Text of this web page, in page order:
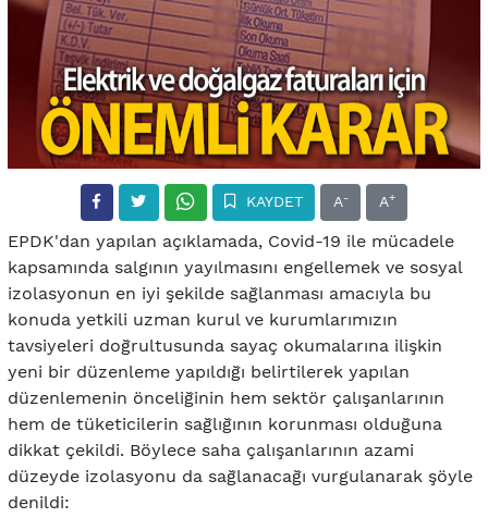
KAYDET A- A+
EPDK'dan yapılan açıklamada, Covid-19 ile mücadele
kapsamında salgının yayılmasını engellemek ve sosyal
izolasyonun en iyi şekilde sağlanması amacıyla bu
konuda yetkili uzman kurul ve kurumlarımızın
tavsiyeleri doğrultusunda sayaç okumalarına ilişkin
yeni bir düzenleme yapıldığı belirtilerek yapılan
düzenlemenin önceliğinin hem sektör çalışanlarının
hem de tüketicilerin sağlığının korunması olduğuna
dikkat çekildi. Böylece saha çalışanlarının azami
düzeyde izolasyonu da sağlanacağı vurgulanarak şöyle
denildi: